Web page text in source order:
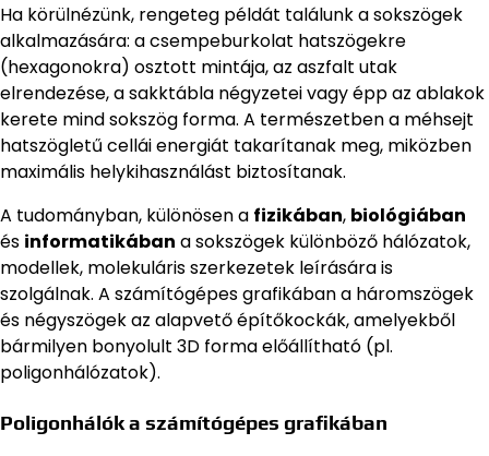
Ha körülnézünk, rengeteg példát találunk a sokszögek
alkalmazására: a csempeburkolat hatszögekre
(hexagonokra) osztott mintája, az aszfalt utak
elrendezése, a sakktábla négyzetei vagy épp az ablakok
kerete mind sokszög forma. A természetben a méhsejt
hatszögletű cellái energiát takarítanak meg, miközben
maximális helykihasználást biztosítanak.
A tudományban, különösen a fizikában, biológiában
és informatikában a sokszögek különböző hálózatok,
modellek, molekuláris szerkezetek leírására is
szolgálnak. A számítógépes grafikában a háromszögek
és négyszögek az alapvető építőkockák, amelyekből
bármilyen bonyolult 3D forma előállítható (pl.
poligonhálózatok).
Poligonhálók a számítógépes grafikában